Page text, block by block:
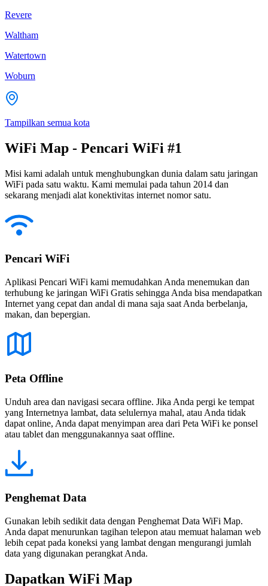
Revere
Waltham
Watertown
Woburn
Tampilkan semua kota
WiFi Map - Pencari WiFi #1
Misi kami adalah untuk menghubungkan dunia dalam satu jaringan
WiFi pada satu waktu. Kami memulai pada tahun 2014 dan
sekarang menjadi alat konektivitas internet nomor satu.
Pencari WiFi
Aplikasi Pencari WiFi kami memudahkan Anda menemukan dan
terhubung ke jaringan WiFi Gratis sehingga Anda bisa mendapatkan
Internet yang cepat dan andal di mana saja saat Anda berbelanja,
makan, dan bepergian.
Peta Offline
Unduh area dan navigasi secara offline. Jika Anda pergi ke tempat
yang Internetnya lambat, data selulernya mahal, atau Anda tidak
dapat online, Anda dapat menyimpan area dari Peta WiFi ke ponsel
atau tablet dan menggunakannya saat offline.
Penghemat Data
Gunakan lebih sedikit data dengan Penghemat Data WiFi Map.
Anda dapat menurunkan tagihan telepon atau memuat halaman web
lebih cepat pada koneksi yang lambat dengan mengurangi jumlah
data yang digunakan perangkat Anda.
Dapatkan WiFi Map